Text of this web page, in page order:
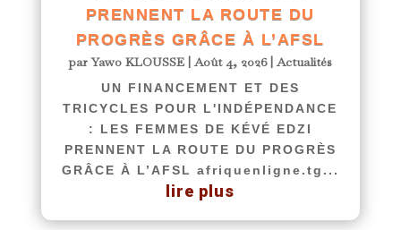
PRENNENT LA ROUTE DU
PROGRÈS GRÂCE À L’AFSL
parYawo KLOUSSE |Août 4, 2026|Actualités
UN FINANCEMENT ET DES
TRICYCLES POUR L'INDÉPENDANCE
: LES FEMMES DE KÉVÉ EDZI
PRENNENT LA ROUTE DU PROGRÈS
GRÂCE À L’AFSL afriquenligne.tg...
lire plus